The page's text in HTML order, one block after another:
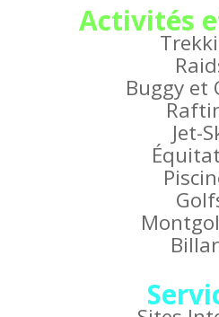
Activités
Buggy et
Jet-